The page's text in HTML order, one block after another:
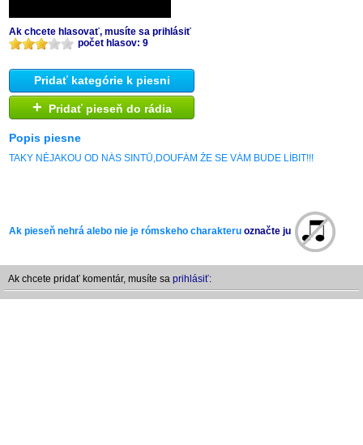
Ak chcete hlasovať, musíte sa prihlásiť
počet hlasov: 9
Pridať kategórie k piesni
+ Pridať pieseň do rádia
Popis piesne
TAKY NĚJAKOU OD NÁS SINTŮ,DOUFÁM ŽE SE VÁM BUDE LÍBIT!!!
Ak pieseň nehrá alebo nie je rómskeho charakteru označte ju
Ak chcete pridať komentár, musíte sa prihlásiť: